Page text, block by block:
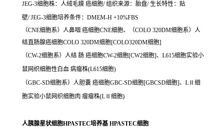
JEG-3细胞株：人绒毛膜 癌细胞/ 组织来源：胎盘/ 生长特性：贴
壁/ JEG-3细胞培养条件：DMEM-H +10%FBS
（CNE细胞系）人鼻咽 癌细胞CNE细胞、（COLO 320DM细胞系）人
结直肠腺癌细胞COLO 320DM细胞[COLO320DM细胞]
（CW-2细胞系）人结 肠 癌细胞CW-2细胞[CW2细胞]、L615细胞实验小
鼠网织细胞性白血 病瘤株(L615细胞)
（GBC-SD细胞系）人胆囊 癌细胞GBC-SD细胞[GBCSD细胞]、LⅡ细
胞实验小鼠网织细胞肉 瘤瘤株(LⅡ细胞)
人胰腺星状细胞HPASTEC培养基 HPASTEC细胞